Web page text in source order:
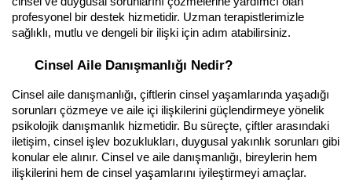
profesyonel bir destek hizmetidir. Uzman terapistlerimizle
sağlıklı, mutlu ve dengeli bir ilişki için adım atabilirsiniz.
Cinsel Aile Danışmanlığı Nedir?
Cinsel aile danışmanlığı, çiftlerin cinsel yaşamlarında yaşadığı
sorunları çözmeye ve aile içi ilişkilerini güçlendirmeye yönelik
psikolojik danışmanlık hizmetidir. Bu süreçte, çiftler arasındaki
iletişim, cinsel işlev bozuklukları, duygusal yakınlık sorunları gibi
konular ele alınır. Cinsel ve aile danışmanlığı, bireylerin hem
ilişkilerini hem de cinsel yaşamlarını iyileştirmeyi amaçlar.